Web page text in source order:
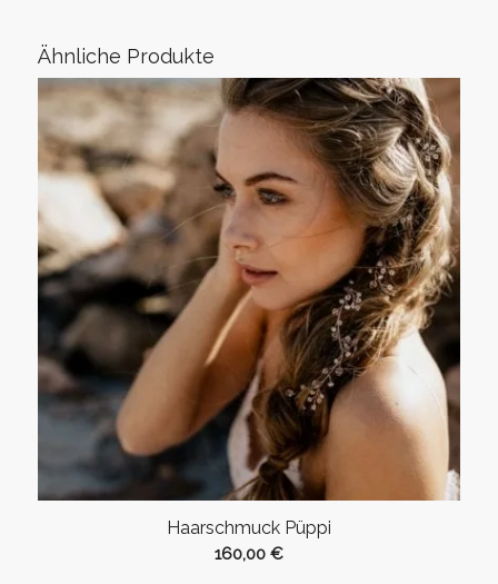
Ähnliche Produkte
Haarschmuck Püppi
160,00 €